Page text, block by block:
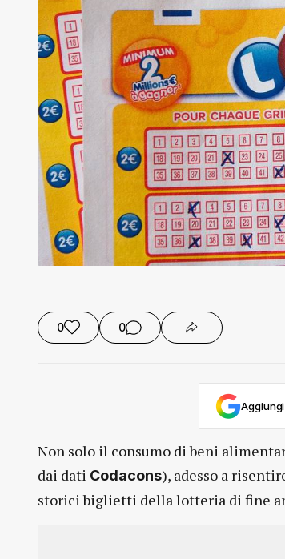
0 0
Non solo il consumo di beni
dai dati Codacons), adesso a
storici biglietti della lotteria di fine